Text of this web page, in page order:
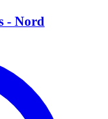
- Nord